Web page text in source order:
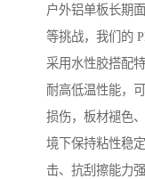
户外铝单板长期
等挑战，我们的
采用水性胶搭配
耐高低温性能，
损伤，板材褪色
境下保持粘性稳
击、抗刮擦能力